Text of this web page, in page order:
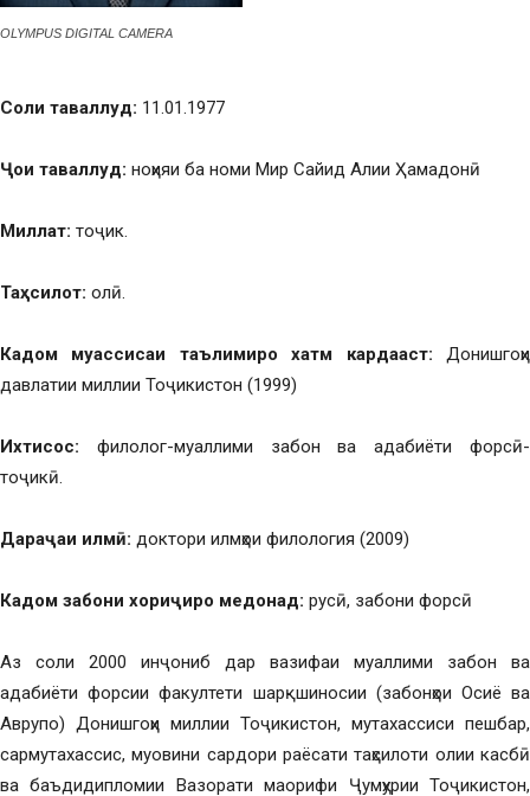
OLYMPUS DIGITAL CAMERA
Соли таваллуд: 11.01.1977
Ҷои таваллуд: ноҳияи ба номи Мир Сайид Алии Ҳамадонӣ
Миллат: тоҷик.
Таҳсилот: олӣ.
Кадом муассисаи таълимиро хатм кардааст: Донишгоҳи
давлатии миллии Тоҷикистон (1999)
Ихтисос: филолог-муаллими забон ва адабиёти форсӣ-
тоҷикӣ.
Дараҷаи илмӣ: доктори илмҳои филология (2009)
Кадом забони хориҷиро медонад: русӣ, забони форсӣ
Аз соли 2000 инҷониб дар вазифаи муаллими забон ва
адабиёти форсии факултети шарқшиносии (забонҳои Осиё ва
Аврупо) Донишгоҳи миллии Тоҷикистон, мутахассиси пешбар,
сармутахассис, муовини сардори раёсати таҳсилоти олии касбӣ
ва баъдидипломии Вазорати маорифи Ҷумҳурии Тоҷикистон,